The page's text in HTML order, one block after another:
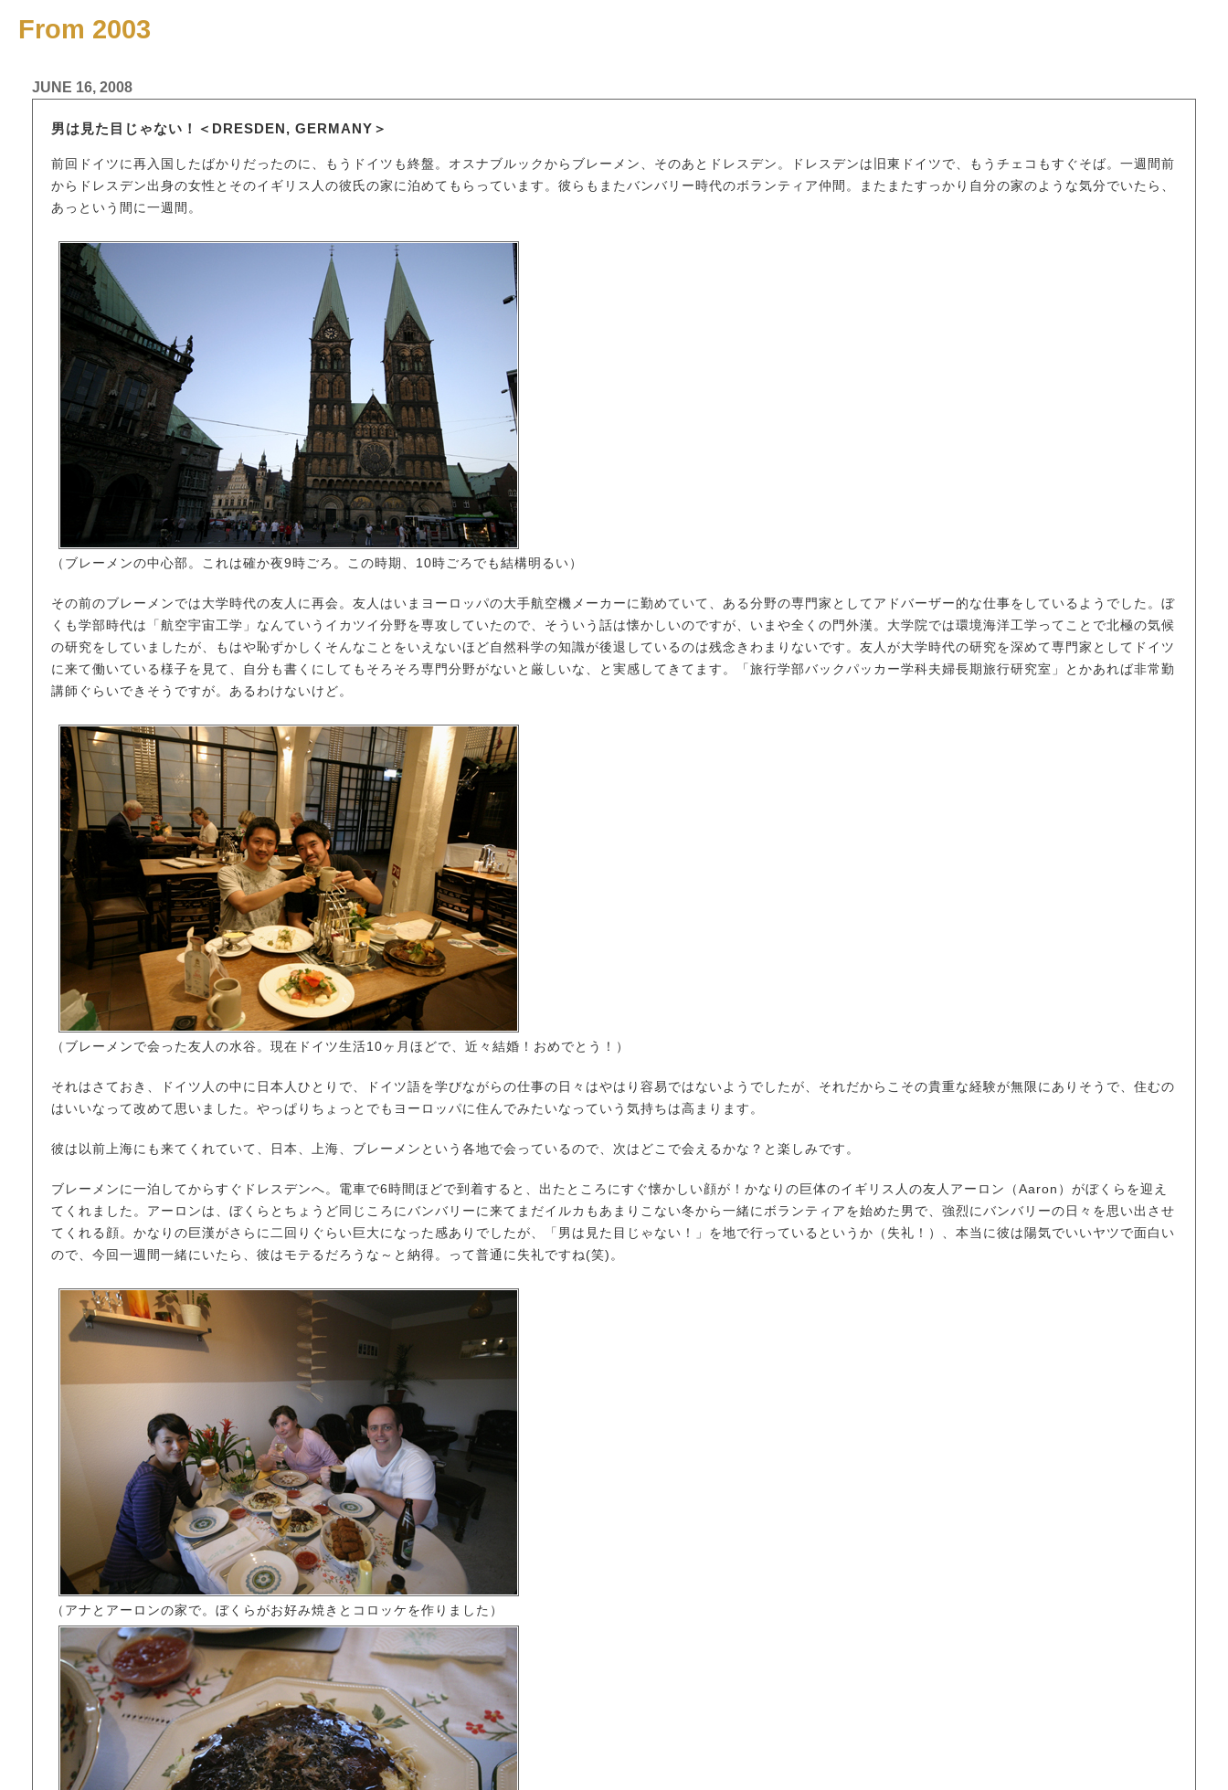
From 2003
JUNE 16, 2008
男は見た目じゃない！＜DRESDEN, GERMANY＞
前回ドイツに再入国したばかりだったのに、もうドイツも終盤。オスナブルックからブレーメン、そのあとドレスデン。ドレスデンは旧東ドイツで、もうチェコもすぐそば。一週間前
からドレスデン出身の女性とそのイギリス人の彼氏の家に泊めてもらっています。彼らもまたバンバリー時代のボランティア仲間。またまたすっかり自分の家のような気分でいたら、
あっという間に一週間。
（ブレーメンの中心部。これは確か夜9時ごろ。この時期、10時ごろでも結構明るい）
その前のブレーメンでは大学時代の友人に再会。友人はいまヨーロッパの大手航空機メーカーに勤めていて、ある分野の専門家としてアドバーザー的な仕事をしているようでした。ぼ
くも学部時代は「航空宇宙工学」なんていうイカツイ分野を専攻していたので、そういう話は懐かしいのですが、いまや全くの門外漢。大学院では環境海洋工学ってことで北極の気候
の研究をしていましたが、もはや恥ずかしくそんなことをいえないほど自然科学の知識が後退しているのは残念きわまりないです。友人が大学時代の研究を深めて専門家としてドイツ
に来て働いている様子を見て、自分も書くにしてもそろそろ専門分野がないと厳しいな、と実感してきてます。「旅行学部バックパッカー学科夫婦長期旅行研究室」とかあれば非常勤
講師ぐらいできそうですが。あるわけないけど。
（ブレーメンで会った友人の水谷。現在ドイツ生活10ヶ月ほどで、近々結婚！おめでとう！）
それはさておき、ドイツ人の中に日本人ひとりで、ドイツ語を学びながらの仕事の日々はやはり容易ではないようでしたが、それだからこその貴重な経験が無限にありそうで、住むの
はいいなって改めて思いました。やっぱりちょっとでもヨーロッパに住んでみたいなっていう気持ちは高まります。
彼は以前上海にも来てくれていて、日本、上海、ブレーメンという各地で会っているので、次はどこで会えるかな？と楽しみです。
ブレーメンに一泊してからすぐドレスデンへ。電車で6時間ほどで到着すると、出たところにすぐ懐かしい顔が！かなりの巨体のイギリス人の友人アーロン（Aaron）がぼくらを迎え
てくれました。アーロンは、ぼくらとちょうど同じころにバンバリーに来てまだイルカもあまりこない冬から一緒にボランティアを始めた男で、強烈にバンバリーの日々を思い出させ
てくれる顔。かなりの巨漢がさらに二回りぐらい巨大になった感ありでしたが、「男は見た目じゃない！」を地で行っているというか（失礼！）、本当に彼は陽気でいいヤツで面白い
ので、今回一週間一緒にいたら、彼はモテるだろうな～と納得。って普通に失礼ですね(笑)。
（アナとアーロンの家で。ぼくらがお好み焼きとコロッケを作りました）